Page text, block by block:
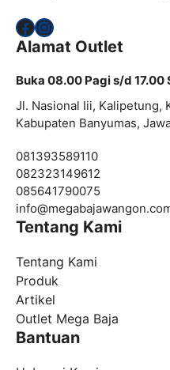
Facebook
Instagram
Alamat Outlet
Buka 08.00 Pagi s/d 17.00
Jl. Nasional Iii, Kalipetung,
Kabupaten Banyumas,
081393589110
082323149612
085641790075
info@
Tentang Kami
Tentang Kami
Produk
Artikel
Outlet Mega Baja
Bantuan